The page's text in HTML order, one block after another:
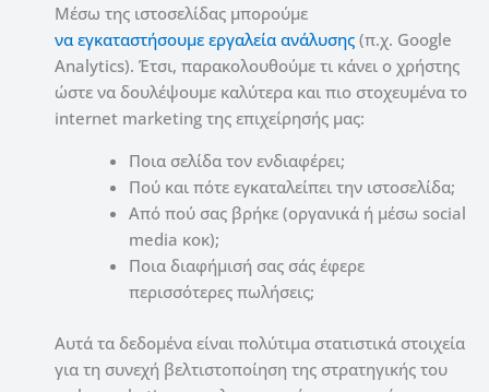
Μέσω της ιστοσελίδας μπορούμε
να εγκαταστήσουμε εργαλεία ανάλυσης (π.χ. Google
Analytics). Έτσι, παρακολουθούμε τι κάνει ο χρήστης
ώστε να δουλέψουμε καλύτερα και πιο στοχευμένα το
internet marketing της επιχείρησής μας:
Ποια σελίδα τον ενδιαφέρει;
Πού και πότε εγκαταλείπει την ιστοσελίδα;
Από πού σας βρήκε (οργανικά ή μέσω social
media κοκ);
Ποια διαφήμισή σας σάς έφερε
περισσότερες πωλήσεις;
Αυτά τα δεδομένα είναι πολύτιμα στατιστικά στοιχεία
για τη συνεχή βελτιστοποίηση της στρατηγικής του